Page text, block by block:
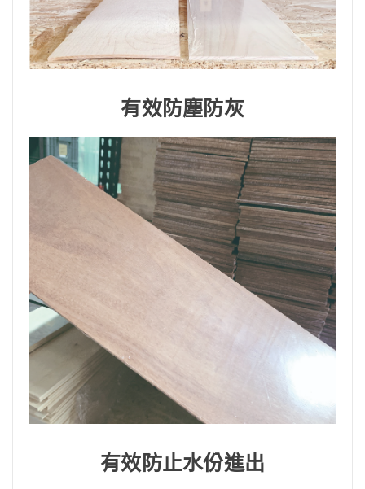
有效防塵防灰
有效防止水份進出